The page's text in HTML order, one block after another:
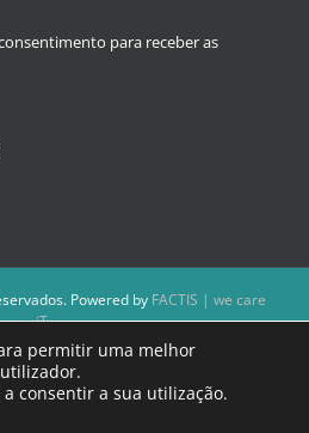
para receber as
Powered by FACTIS | we care
iT
direito de não publicar conteúdos que
as leis nacionais.
imagens depositadas são da inteira
permitir uma melhor
consentir a sua utilização.